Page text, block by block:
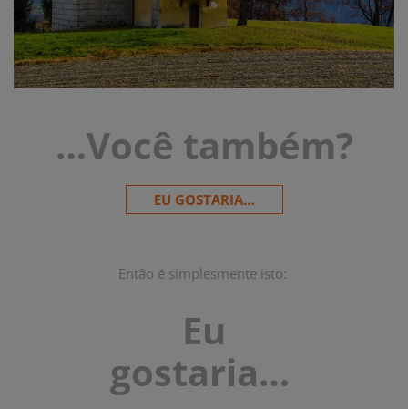
…Você também?
EU GOSTARIA…
Então é simplesmente isto:
Eu
gostaria…